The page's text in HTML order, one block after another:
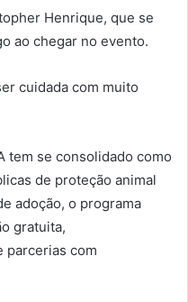
Henrique, que se
ao chegar no evento.
cuidada com muito
tem se consolidado como
de proteção animal
adoção, o programa
gratuita,
parcerias com